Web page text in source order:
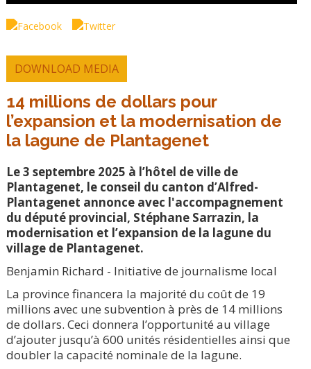
DOWNLOAD MEDIA
14 millions de dollars pour
l’expansion et la modernisation de
la lagune de Plantagenet
Le 3 septembre 2025 à l’hôtel de ville de
Plantagenet, le conseil du canton d’Alfred-
Plantagenet annonce avec l'accompagnement
du député provincial, Stéphane Sarrazin, la
modernisation et l’expansion de la lagune du
village de Plantagenet.
Benjamin Richard - Initiative de journalisme local
La province financera la majorité du coût de 19
millions avec une subvention à près de 14 millions
de dollars. Ceci donnera l’opportunité au village
d’ajouter jusqu’à 600 unités résidentielles ainsi que
doubler la capacité nominale de la lagune.